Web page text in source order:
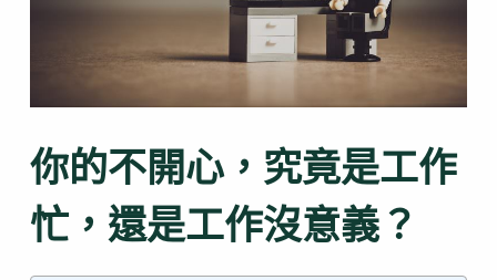
你的不開心，究竟是工作
忙，還是工作沒意義？